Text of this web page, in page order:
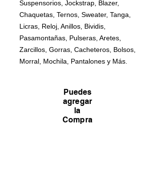
Suspensorios, Jockstrap, Blazer,
Chaquetas, Ternos, Sweater, Tanga,
Licras, Reloj, Anillos, Bividis,
Pasamontañas, Pulseras, Aretes,
Zarcillos, Gorras, Cacheteros, Bolsos,
Morral, Mochila, Pantalones y Más.
Puedes
agregar
la
Compra